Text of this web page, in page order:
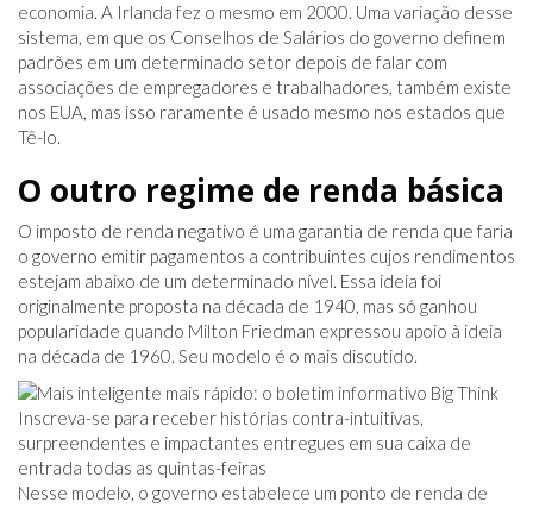
economia. A Irlanda fez o mesmo em 2000. Uma variação desse
sistema, em que os Conselhos de Salários do governo definem
padrões em um determinado setor depois de falar com
associações de empregadores e trabalhadores, também existe
nos EUA, mas isso raramente é usado mesmo nos estados que
Tê-lo.
O outro regime de renda básica
O imposto de renda negativo é uma garantia de renda que faria
o governo emitir pagamentos a contribuintes cujos rendimentos
estejam abaixo de um determinado nível. Essa ideia foi
originalmente proposta na década de 1940, mas só ganhou
popularidade quando Milton Friedman expressou apoio à ideia
na década de 1960. Seu modelo é o mais discutido.
Inscreva-se para receber histórias contra-intuitivas,
surpreendentes e impactantes entregues em sua caixa de
entrada todas as quintas-feiras
Nesse modelo, o governo estabelece um ponto de renda de